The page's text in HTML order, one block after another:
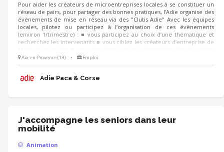
Pour aider les créateurs de microentreprises locales à se constituer un
réseau de pairs, pour partager des bonnes pratiques, l'Adie organise des
évènements de mise en réseau via des "Clubs Adie" Avec les équipes
locales, pilotez ou participez à l’organisation de ces évènements
(environ 1/trimestre) : ■ vous participez au choix d’une thématique et
recherchez les intervenants ■ vous ciblez les créateurs d’entreprise de
un partenaire, un client...) et préparez la logistique LE JOUR J, vous
pouvez co-animer les échanges, recueillir la satisfaction et les attentes
Aix-en-Provence (13) • Emploi
Adie Paca & Corse
J'accompagne les seniors dans leur
mobilité
Animation